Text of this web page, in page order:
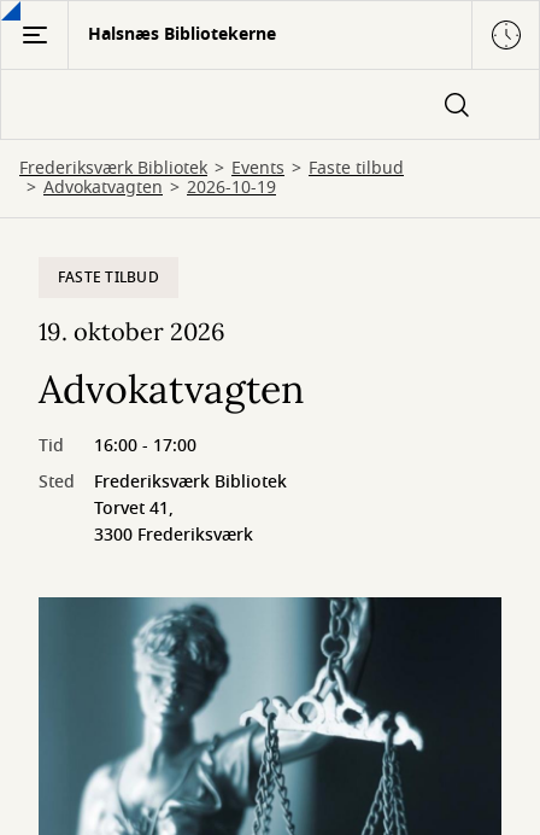
Gå
hovedindhold
Halsnæs Bibliotekerne
Frederiksværk Bibliotek Events Faste tilbud
Advokatvagten 2026-10-19
FASTE TILBUD
19. oktober 2026
Advokatvagten
Tid
16:00 - 17:00
Sted
Frederiksværk Bibliotek
Torvet 41,
3300 Frederiksværk